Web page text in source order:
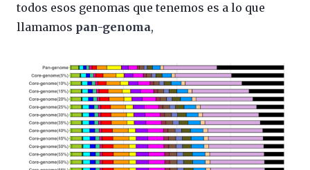
todos esos genomas que tenemos es a lo que
llamamos pan-genoma,